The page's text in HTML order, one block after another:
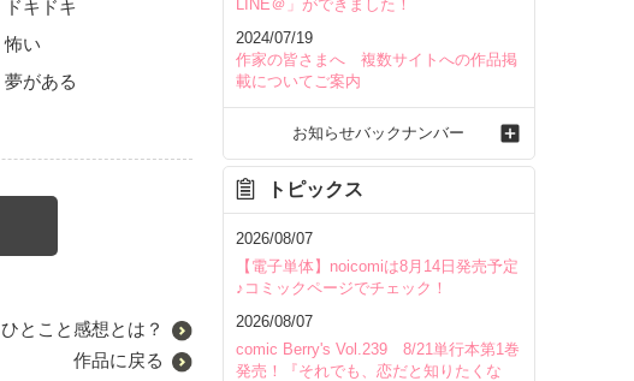
ドキドキ
怖い
夢がある
ひとこと感想とは？
作品に戻る
LINE＠」ができました！
2024/07/19
作家の皆さまへ 複数サイトへの作品掲
載についてご案内
お知らせバックナンバー
トピックス
2026/08/07
【電子単体】noicomiは8月14日発売予定
♪コミックページでチェック！
2026/08/07
comic Berry's Vol.239 8/21単行本第1巻
発売！『それでも、恋だと知りたくな